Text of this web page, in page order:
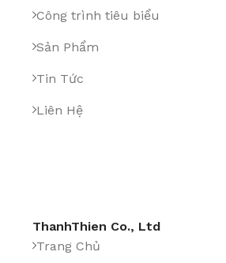
Công trình tiêu biểu
Sản Phẩm
Tin Tức
Liên Hệ
ThanhThien Co., Ltd
Trang Chủ